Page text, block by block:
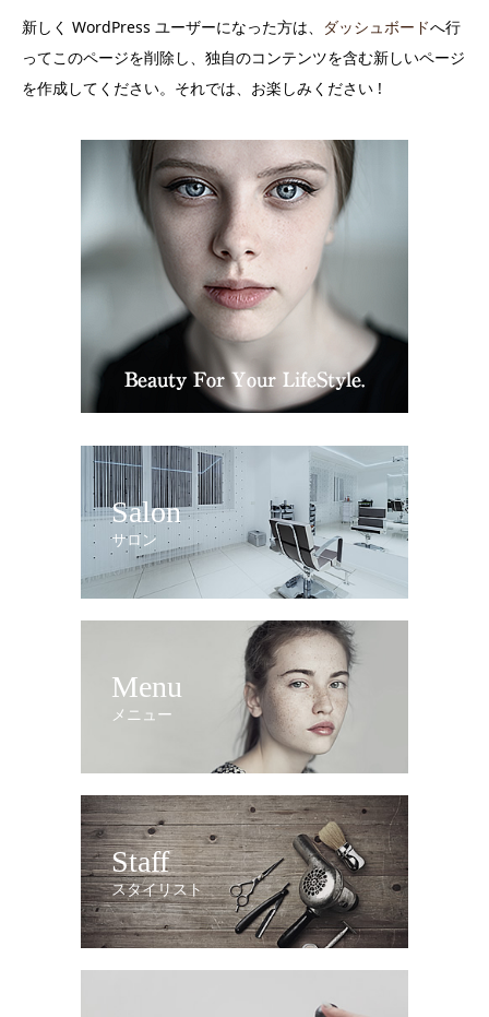
新しく WordPress ユーザーになった方は、 ダッシュボードへ行
ってこのページを削除し、独自のコンテンツを含む新しいページ
を作成してください。それでは、お楽しみください !
Salon
サロン
Menu
メニュー
Staff
スタイリスト